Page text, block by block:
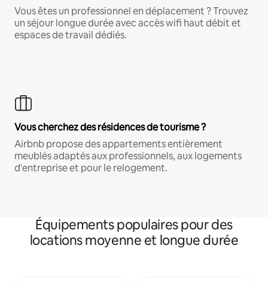
Vous êtes un professionnel en déplacement ? Trouvez
un séjour longue durée avec accès wifi haut débit et
espaces de travail dédiés.
Vous cherchez des résidences de tourisme ?
Airbnb propose des appartements entièrement
meublés adaptés aux professionnels, aux logements
d'entreprise et pour le relogement.
Équipements populaires pour des
locations moyenne et longue durée